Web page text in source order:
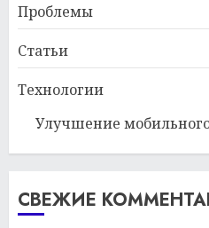
Проблемы
Статьи
Технологии
Улучшение
СВЕЖИЕ